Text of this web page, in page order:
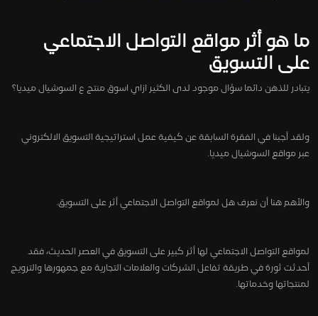
ما هو أثر مواقع التواصل الاجتماعي
على التسويق
يتبادر للذهن دائما سؤال موجود لدى الكثير ازاي اسوق منتج ع السوشيال ميديا؟
ولقد أجبنا في الفقرة السابقة عن كيفية عمل استراتيجية التسويق الالكتروني
عبر مواقع السوشيال ميديا.
والأهم هنا أن نعرف هل لمواقع التواصل الاجتماعي أثر على التسويق.
لمواقع التواصل الاجتماعي لها أثر كبير على التسويق في العصر الحديث، فقد
أحدثت ثورة في طريقة تفاعل الشركات والعلامات التجارية مع جمهورها والترويج
لمنتجاتها وخدماتها.